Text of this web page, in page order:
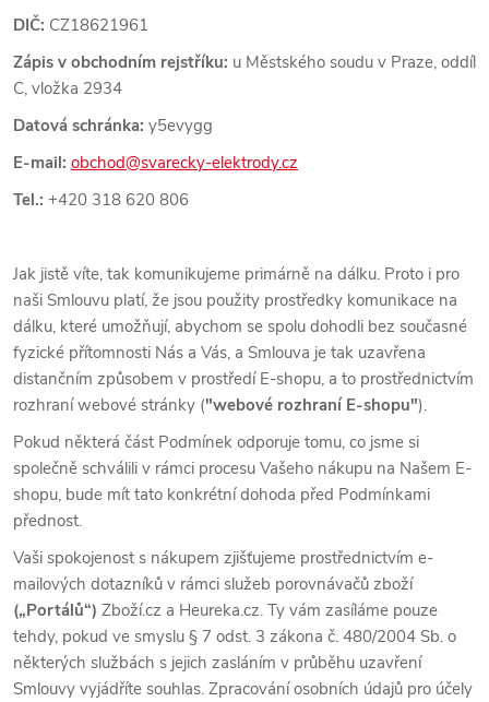
DIČ: CZ18621961
Zápis v obchodním rejstříku: u Městského soudu v Praze, oddíl
C, vložka 2934
Datová schránka: y5evygg
E-mail: obchod@svarecky-elektrody.cz
Tel.: +420 318 620 806
Jak jistě víte, tak komunikujeme primárně na dálku. Proto i pro
naši Smlouvu platí, že jsou použity prostředky komunikace na
dálku, které umožňují, abychom se spolu dohodli bez současné
fyzické přítomnosti Nás a Vás, a Smlouva je tak uzavřena
distančním způsobem v prostředí E-shopu, a to prostřednictvím
rozhraní webové stránky ("webové rozhraní E-shopu").
Pokud některá část Podmínek odporuje tomu, co jsme si
společně schválili v rámci procesu Vašeho nákupu na Našem E-
shopu, bude mít tato konkrétní dohoda před Podmínkami
přednost.
Vaši spokojenost s nákupem zjišťujeme prostřednictvím e-
mailových dotazníků v rámci služeb porovnávačů zboží
(„Portálů“) Zboží.cz a Heureka.cz. Ty vám zasíláme pouze
tehdy, pokud ve smyslu § 7 odst. 3 zákona č. 480/2004 Sb. o
některých službách s jejich zasláním v průběhu uzavření
Smlouvy vyjádříte souhlas. Zpracování osobních údajů pro účely